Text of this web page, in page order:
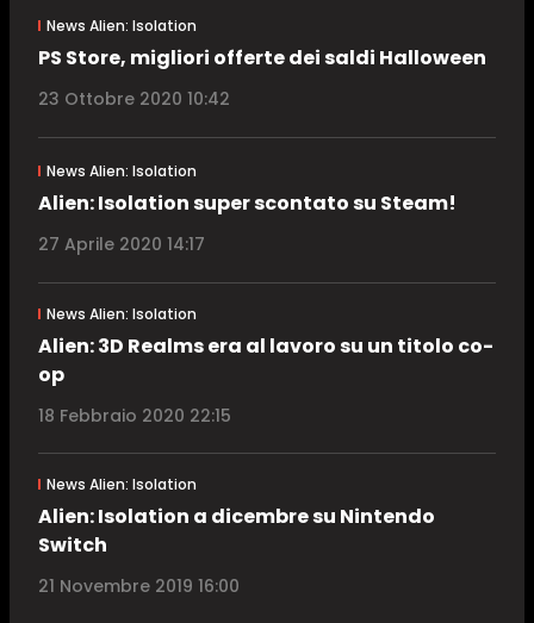
News Alien: Isolation
PS Store, migliori offerte dei saldi Halloween
23 Ottobre 2020 10:42
News Alien: Isolation
Alien: Isolation super scontato su Steam!
27 Aprile 2020 14:17
News Alien: Isolation
Alien: 3D Realms era al lavoro su un titolo co-
op
18 Febbraio 2020 22:15
News Alien: Isolation
Alien: Isolation a dicembre su Nintendo
Switch
21 Novembre 2019 16:00